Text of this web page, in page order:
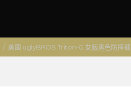
/ 美國 uglyBROS Triton-G 女版黑色防摔褲